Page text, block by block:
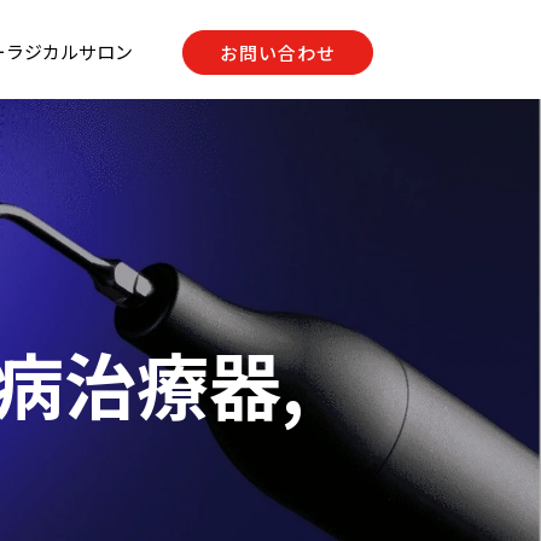
ラジカルサロン お問い合わせ
治療器,